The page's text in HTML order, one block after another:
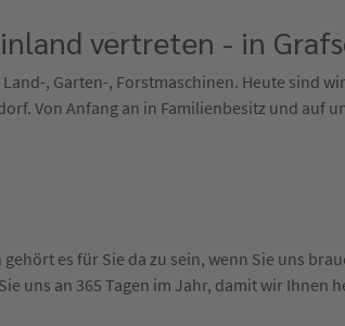
vertreten - in
, Garten-, Forstmaschinen. Heute sind
Von Anfang an in Familienbesitz und auf
es für Sie da zu sein, wenn Sie uns
uns an 365 Tagen im Jahr, damit wir Ihnen